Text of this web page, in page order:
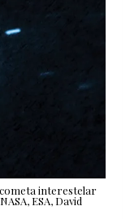
cometa interestelar
ESA, David